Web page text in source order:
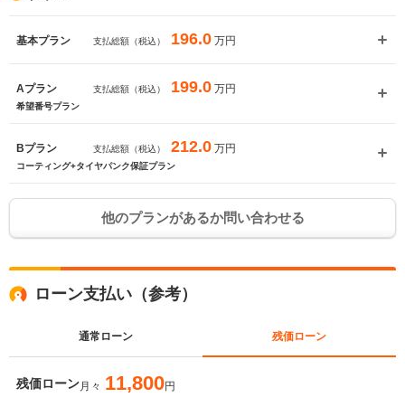
基本プラン 支払総額（税込） 196.0 万円
Aプラン 支払総額（税込） 199.0 万円
希望番号プラン
Bプラン 支払総額（税込） 212.0 万円
コーティング+タイヤパンク保証プラン
他のプランがあるか問い合わせる
ローン支払い（参考）
通常ローン 残価ローン
残価ローン月々 11,800円